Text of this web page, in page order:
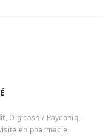
Digicash / Payconiq,
en pharmacie.